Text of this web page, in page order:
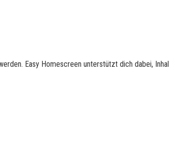
Easy Homescreen unterstützt dich dabei,